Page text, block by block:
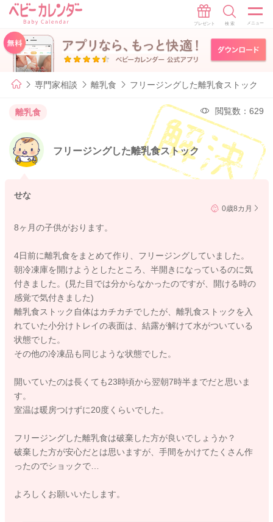
専門家相談 離乳食 フリージングした離乳食ストック
離乳食 閲覧数：629
フリージングした離乳食ストック
せな
0歳8カ月
8ヶ月の子供がおります。
4日前に離乳食をまとめて作り、フリージングしていました。
朝冷凍庫を開けようとしたところ、半開きになっているのに気
付きました。(見た目では分からなかったのですが、開ける時の
感覚で気付きました)
離乳食ストック自体はカチカチでしたが、離乳食ストックを入
れていた小分けトレイの表面は、結露が解けて水がついている
状態でした。
その他の冷凍品も同じような状態でした。
開いていたのは長くても23時頃から翌朝7時半までだと思いま
す。
室温は暖房つけずに20度くらいでした。
フリージングした離乳食は破棄した方が良いでしょうか？
破棄した方が安心だとは思いますが、手間をかけてたくさん作
ったのでショックで…
よろしくお願いいたします。